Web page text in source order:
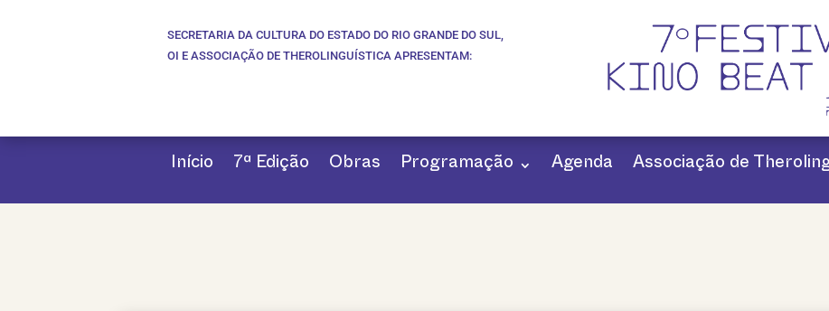
SECRETARIA DA CULTURA DO ESTADO DO RIO GRANDE DO SUL,
OI E ASSOCIAÇÃO DE THEROLINGUÍSTICA APRESENTAM:
Início 7ª Edição Obras Programação Agenda Associação de